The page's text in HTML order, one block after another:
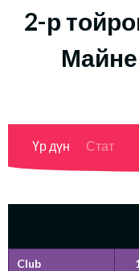
2-р
Үр дүн Стат
Club